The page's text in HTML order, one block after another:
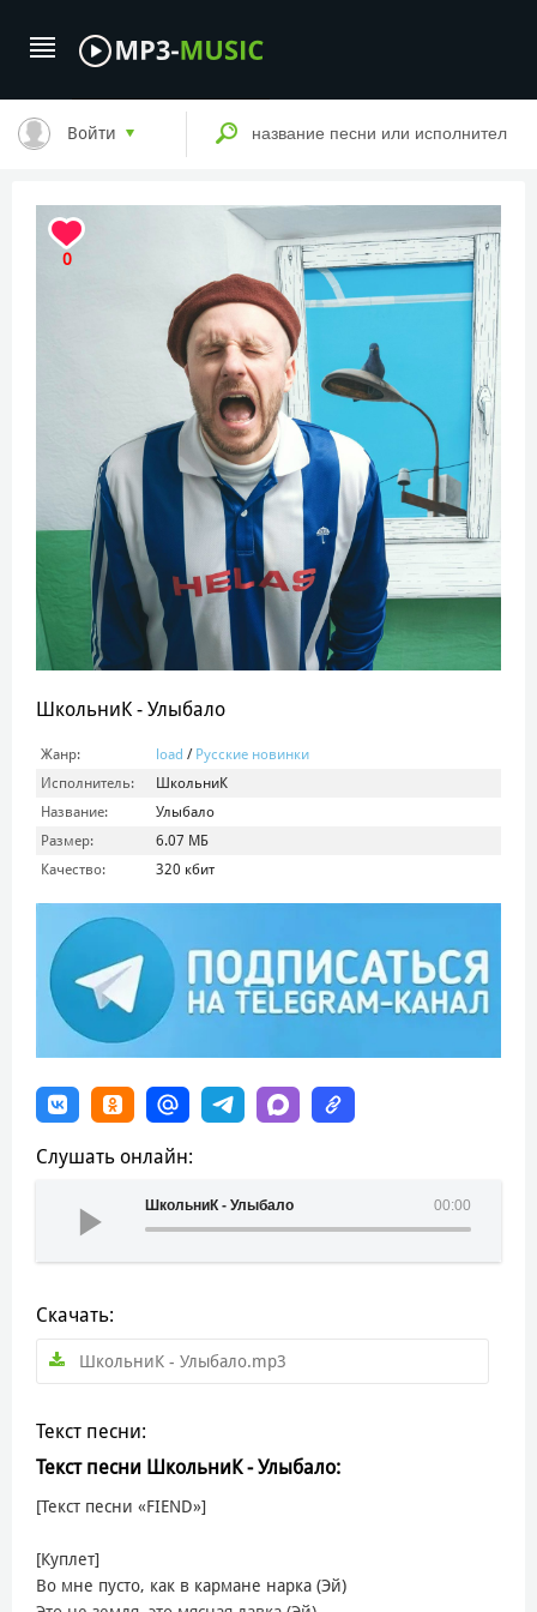
Войти
0
ШкольниК - Улыбало
Жанр: load / Русские новинки
Исполнитель:
ШкольниК
Название:
Улыбало
Размер:
6.07 МБ
Качество:
320 кбит
Слушать онлайн:
00:00
ШкольниК - Улыбало
Скачать:
ШкольниК - Улыбало.mp3
Текст песни:
Текст песни ШкольниК - Улыбало:
[Текст песни «FIEND»]
[Куплет]
Во мне пусто, как в кармане нарка (Эй)